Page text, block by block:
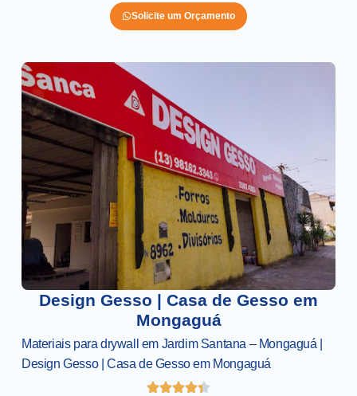
Solicite um Orçamento
Design Gesso | Casa de Gesso em
Mongaguá
Materiais para drywall em Jardim Santana – Mongaguá |
Design Gesso | Casa de Gesso em Mongaguá